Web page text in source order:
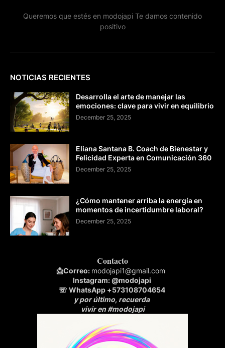
Queremos que estés en modojapi Te damos contenido
positivo
NOTICIAS RECIENTES
Desarrolla el arte de manejar las
emociones: clave para vivir en equilibrio
December 25, 2025
Eliana Santana B. Coach de Bienestar y
Felicidad Experta en Comunicación 360
December 25, 2025
¿Cómo mantener arriba la energía en
momentos de incertidumbre laboral?
December 25, 2025
Contacto
📩Correo: modojapi1@gmail.com
Instagram:@modojapi
☏ WhatsApp +573108704654
y por último, recuerda
vivir en #modojapi